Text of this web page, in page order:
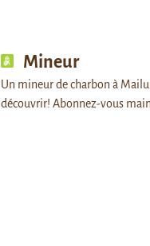
Mineur
Un mineur de charbon à
découvrir! Abonnez-vous